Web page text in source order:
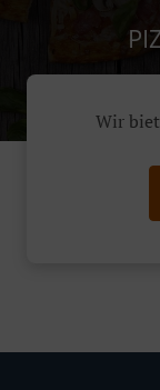
Wir